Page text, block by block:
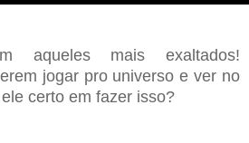
aqueles mais exaltados!
jogar pro universo e ver no
certo em fazer isso?